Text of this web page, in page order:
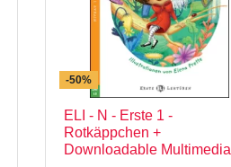
-50%
ELI - N - Erste 1 -
Rotkäppchen +
Downloadable Multimedia